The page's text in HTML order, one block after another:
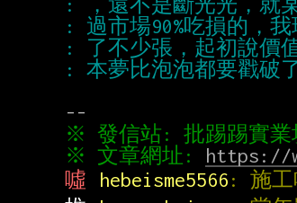
※ 文章網址: https://
噓
hebeisme5566: 施工